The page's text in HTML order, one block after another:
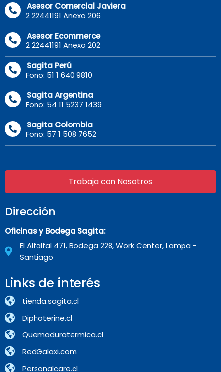
Asesor Comercial Javiera
2 22441191 Anexo 206
Asesor Ecommerce
2 22441191 Anexo 202
Sagita Perú
Fono: 51 1 640 9810
Sagita Argentina
Fono: 54 11 5237 1439
Sagita Colombia
Fono: 57 1 508 7652
Trabaja con Nosotros
Dirección
Oficinas y Bodega Sagita:
El Alfalfal 471, Bodega 228, Work Center, Lampa -
Santiago
Links de interés
tienda.sagita.cl
Diphoterine.cl
Quemaduratermica.cl
RedGalaxi.com
Personalcare.cl